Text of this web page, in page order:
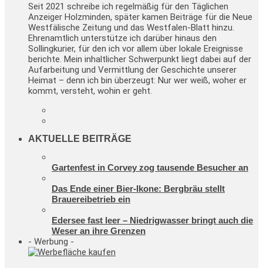
Seit 2021 schreibe ich regelmäßig für den Täglichen
Anzeiger Holzminden, später kamen Beiträge für die Neue
Westfälische Zeitung und das Westfalen-Blatt hinzu.
Ehrenamtlich unterstütze ich darüber hinaus den
Sollingkurier, für den ich vor allem über lokale Ereignisse
berichte. Mein inhaltlicher Schwerpunkt liegt dabei auf der
Aufarbeitung und Vermittlung der Geschichte unserer
Heimat – denn ich bin überzeugt: Nur wer weiß, woher er
kommt, versteht, wohin er geht.
AKTUELLE BEITRÄGE
Gartenfest in Corvey zog tausende Besucher an
Das Ende einer Bier-Ikone: Bergbräu stellt
Brauereibetrieb ein
Edersee fast leer – Niedrigwasser bringt auch die
Weser an ihre Grenzen
- Werbung -